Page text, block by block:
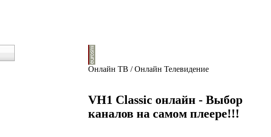
Онлайн ТВ / Онлайн Телевидение
VH1 Classic онлайн - Выбор
каналов на самом плеере!!!